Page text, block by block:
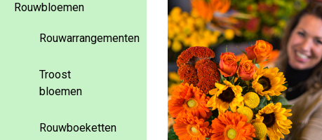
Rouwbloemen
Rouwarrangementen
Troost
bloemen
Rouwboeketten